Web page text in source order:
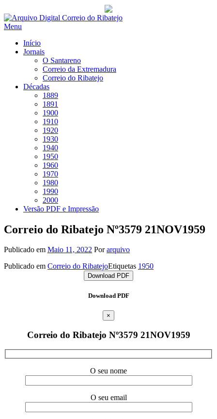
Saltar
para
Menu
Início
Jornais
O Santareno
Correio da Extremadura
Correio do Ribatejo
Décadas
1889
1891
1900
1910
1920
1930
1940
1950
1960
1970
1980
1990
2000
Versão PDF e Impressão
Correio do Ribatejo Nº3579 21NOV1959
Publicado em Maio 11, 2022 Porarquivo
Publicado em Correio do RibatejoEtiquetas 1950
Download PDF
Download PDF
×
Correio do Ribatejo Nº3579 21NOV1959
O seu nome
O seu email